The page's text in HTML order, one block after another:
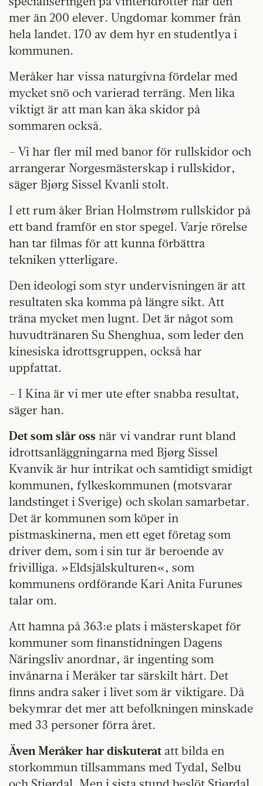
mer än 200 elever. Ungdomar kommer från
hela landet. 170 av dem hyr en studentlya i
kommunen.
Meråker har vissa naturgivna fördelar med
mycket snö och varierad terräng. Men lika
viktigt är att man kan åka skidor på
sommaren också.
– Vi har fler mil med banor för rullskidor och
arrangerar Norgesmästerskap i rullskidor,
säger Bjørg Sissel Kvanli stolt.
I ett rum åker Brian Holmstrøm rullskidor på
ett band framför en stor spegel. Varje rörelse
han tar filmas för att kunna förbättra
tekniken ytterligare.
Den ideologi som styr undervisningen är att
resultaten ska komma på längre sikt. Att
träna mycket men lugnt. Det är något som
huvudtränaren Su Shenghua, som leder den
kinesiska idrottsgruppen, också har
uppfattat.
– I Kina är vi mer ute efter snabba resultat,
säger han.
Det som slår oss när vi vandrar runt bland
idrottsanläggningarna med Bjørg Sissel
Kvanvik är hur intrikat och samtidigt smidigt
kommunen, fylkeskommunen (motsvarar
landstinget i Sverige) och skolan samarbetar.
Det är kommunen som köper in
pistmaskinerna, men ett eget företag som
driver dem, som i sin tur är beroende av
frivilliga. »Eldsjälskulturen«, som
kommunens ordförande Kari Anita Furunes
talar om.
Att hamna på 363:e plats i mästerskapet för
kommuner som finanstidningen Dagens
Näringsliv anordnar, är ingenting som
invånarna i Meråker tar särskilt hårt. Det
finns andra saker i livet som är viktigare. Då
bekymrar det mer att befolkningen minskade
med 33 personer förra året.
Även Meråker har diskuterat att bilda en
storkommun tillsammans med Tydal, Selbu